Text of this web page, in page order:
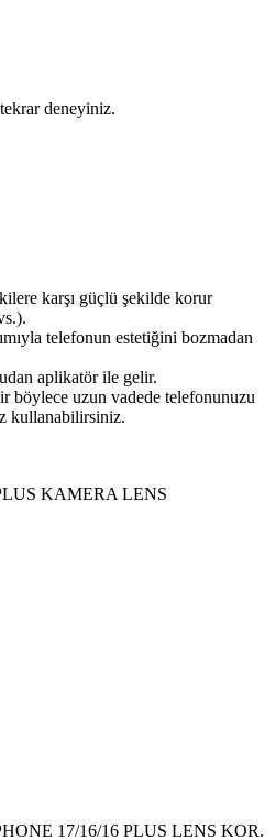
deneyiniz.
karşı güçlü şekilde korur
telefonun estetiğini bozmadan
aplikatör ile gelir.
böylece uzun vadede telefonunuzu
kullanabilirsiniz.
KAMERA LENS
17/16/16 PLUS LENS KOR.